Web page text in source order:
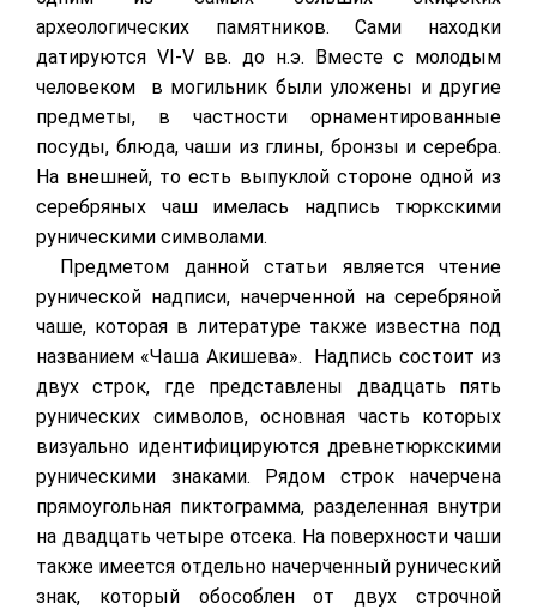
археологических памятников. Сами находки
датируются VI-V вв. до н.э. Вместе с молодым
человеком в могильник были уложены и другие
предметы, в частности орнаментированные
посуды, блюда, чаши из глины, бронзы и серебра.
На внешней, то есть выпуклой стороне одной из
серебряных чаш имелась надпись тюркскими
руническими символами.
Предметом данной статьи является чтение
рунической надписи, начерченной на серебряной
чаше, которая в литературе также известна под
названием «Чаша Акишева». Надпись состоит из
двух строк, где представлены двадцать пять
рунических символов, основная часть которых
визуально идентифицируются древнетюркскими
руническими знаками. Рядом строк начерчена
прямоугольная пиктограмма, разделенная внутри
на двадцать четыре отсека. На поверхности чаши
также имеется отдельно начерченный рунический
знак, который обособлен от двух строчной